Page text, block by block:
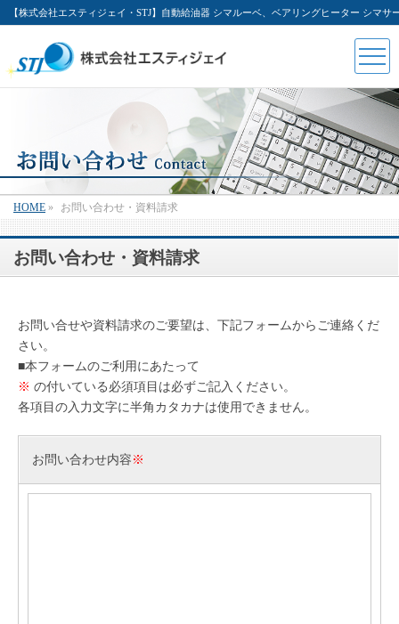
【株式会社エスティジェイ・STJ】自動給油器 シマルーベ、ベアリングヒーター シマ
HOME » お問い合わせ・資料請求
お問い合わせ・資料請求
お問い合せや資料請求のご要望は、下記フォームからご連絡くだ
さい。
■本フォームのご利用にあたって
※ の付いている必須項目は必ずご記入ください。
各項目の入力文字に半角カタカナは使用できません。
お問い合わせ内容 ※